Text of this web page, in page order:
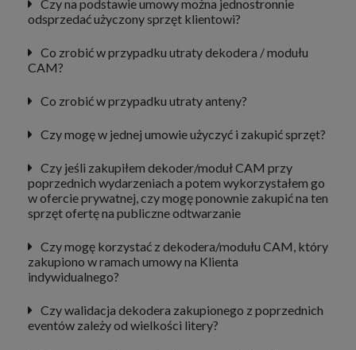
Czy na podstawie umowy można jednostronnie
odsprzedać użyczony sprzęt klientowi?
Co zrobić w przypadku utraty dekodera / modułu
CAM?
Co zrobić w przypadku utraty anteny?
Czy mogę w jednej umowie użyczyć i zakupić sprzęt?
Czy jeśli zakupiłem dekoder/moduł CAM przy
poprzednich wydarzeniach a potem wykorzystałem go
w ofercie prywatnej, czy mogę ponownie zakupić na ten
sprzęt ofertę na publiczne odtwarzanie
Czy mogę korzystać z dekodera/modułu CAM, który
zakupiono w ramach umowy na Klienta
indywidualnego?
Czy walidacja dekodera zakupionego z poprzednich
eventów zależy od wielkości litery?